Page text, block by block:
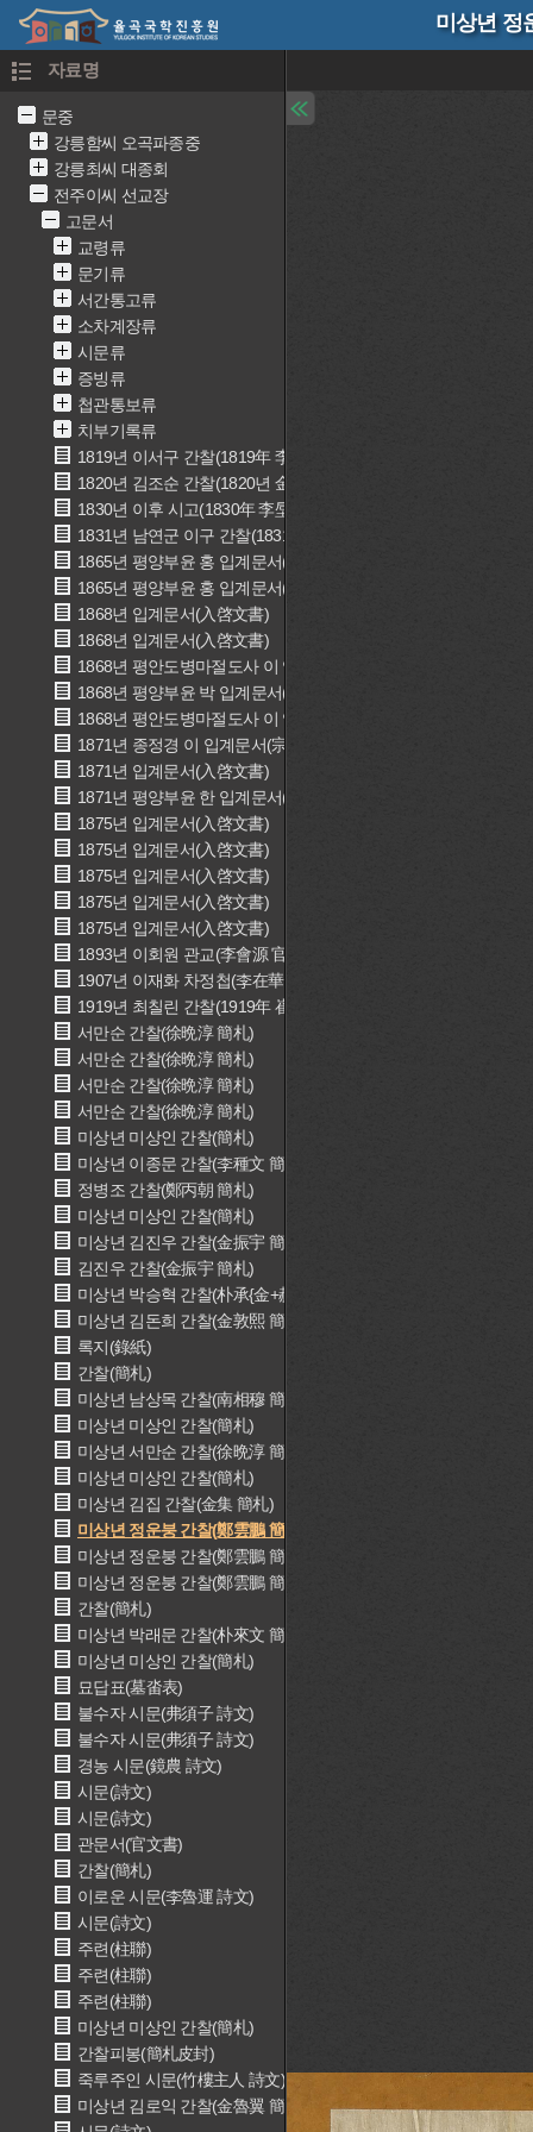
미상년 정
자료명
문중
강릉함씨 오곡파종중
강릉최씨 대종회
전주이씨 선교장
고문서
교령류
문기류
서간통고류
소차계장류
시문류
증빙류
첩관통보류
치부기록류
1819년 이서구 간찰(1819年 李書九 簡礼)
1820년 김조순 간찰(1820년 金祖淳 簡礼)
1830년 이후 시고(1830年 李垕 詩稿)
1831년 남연군 이구 간찰(1831年 南延君 李球 簡礼)
1865년 평양부윤 홍 입계문서(평양부윤 洪 入啓文書)
1865년 평양부윤 홍 입계문서(평양부윤 洪 入啓文書)
1868년 입계문서(入啓文書)
1868년 입계문서(入啓文書)
1868년 평안도병마절도사 이 입계문서(평안도병마절도사 李 入
1868년 평양부윤 박 입계문서(평양부윤 朴 入啓文書)
1868년 평안도병마절도사 이 입계문서(평안도병마절도사 李 入
1871년 종정경 이 입계문서(宗正卿 李 入啓文書)
1871년 입계문서(入啓文書)
1871년 평양부윤 한 입계문서(평양부윤 韓 入啓文書)
1875년 입계문서(入啓文書)
1875년 입계문서(入啓文書)
1875년 입계문서(入啓文書)
1875년 입계문서(入啓文書)
1875년 입계문서(入啓文書)
1893년 이회원 관교(李會源 官敎)
1907년 이재화 차정첩(李在華 差定帖)
1919년 최칠린 간찰(1919年 崔七隣 簡札)
서만순 간찰(徐晩淳 簡札)
서만순 간찰(徐晩淳 簡札)
서만순 간찰(徐晩淳 簡札)
서만순 간찰(徐晩淳 簡札)
미상년 미상인 간찰(簡札)
미상년 이종문 간찰(李種文 簡札)
정병조 간찰(鄭丙朝 簡札)
미상년 미상인 간찰(簡札)
미상년 김진우 간찰(金振宇 簡札)
김진우 간찰(金振宇 簡札)
미상년 박승혁 간찰(朴承{金+赫} 簡札)
미상년 김돈희 간찰(金敦熙 簡札)
록지(錄紙)
간찰(簡札)
미상년 남상목 간찰(南相穆 簡札)
미상년 미상인 간찰(簡札)
미상년 서만순 간찰(徐晩淳 簡札)
미상년 미상인 간찰(簡札)
미상년 김집 간찰(金集 簡札)
미상년 정운붕 간찰(鄭雲鵬 簡札)
미상년 정운붕 간찰(鄭雲鵬 簡札)
미상년 정운붕 간찰(鄭雲鵬 簡札)
간찰(簡札)
미상년 박래문 간찰(朴來文 簡札)
미상년 미상인 간찰(簡札)
묘답표(墓畓表)
불수자 시문(弗須子 詩文)
불수자 시문(弗須子 詩文)
경농 시문(鏡農 詩文)
시문(詩文)
시문(詩文)
관문서(官文書)
간찰(簡札)
이로운 시문(李魯運 詩文)
시문(詩文)
주련(柱聯)
주련(柱聯)
주련(柱聯)
미상년 미상인 간찰(簡札)
간찰피봉(簡札皮封)
죽루주인 시문(竹樓主人 詩文)
미상년 김로익 간찰(金魯翼 簡札)